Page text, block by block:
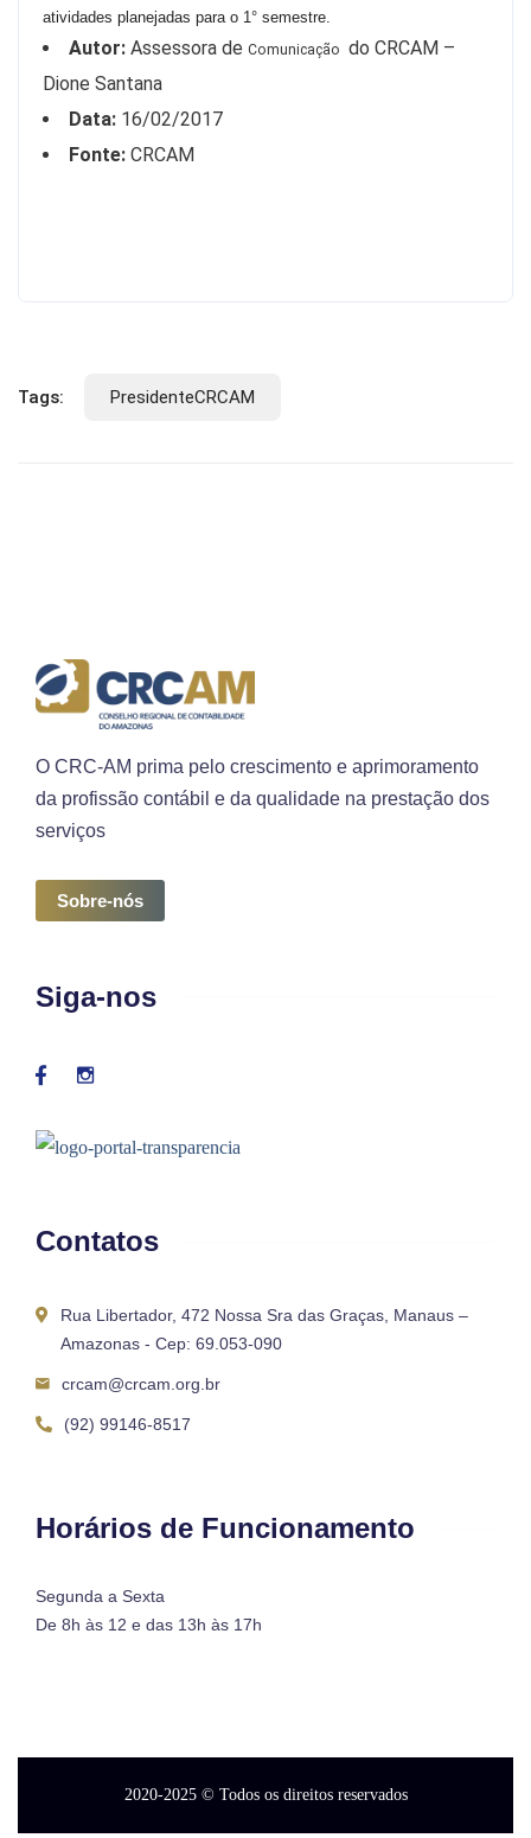
atividades planejadas para o 1° semestre.
Autor: Assessora de Comunicação do CRCAM –
Dione Santana
Data: 16/02/2017
Fonte: CRCAM
Tags: PresidenteCRCAM
O CRC-AM prima pelo crescimento e aprimoramento
da profissão contábil e da qualidade na prestação dos
serviços
Sobre-nós
Siga-nos
Contatos
Rua Libertador, 472 Nossa Sra das Graças, Manaus –
Amazonas - Cep: 69.053-090
crcam@crcam.org.br
(92) 99146-8517
Horários de Funcionamento
Segunda a Sexta
De 8h às 12 e das 13h às 17h
2020-2025© Todos os direitos reservados